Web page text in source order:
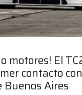
motores! El
contacto
Buenos Aires